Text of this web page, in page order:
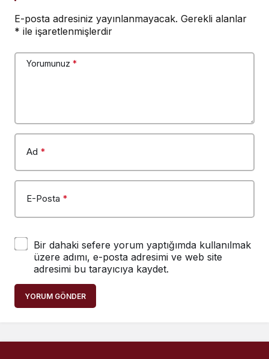
E-posta adresiniz yayınlanmayacak. Gerekli alanlar
* ile işaretlenmişlerdir
Yorumunuz *
Ad *
E-Posta *
Bir dahaki sefere yorum yaptığımda kullanılmak
üzere adımı, e-posta adresimi ve web site
adresimi bu tarayıcıya kaydet.
YORUM GÖNDER